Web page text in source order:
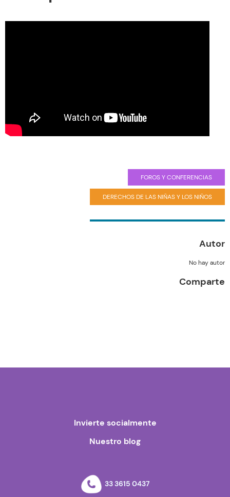
FOROS Y CONFERENCIAS
DERECHOS DE LAS NIÑAS Y LOS NIÑOS
Autor
No hay autor
Comparte
Invierte socialmente
Nuestro blog
33 3615 0437